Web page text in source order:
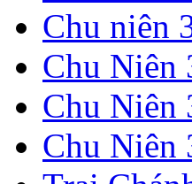
Chu niên
Chu Niên
Chu Niên
Chu Niên